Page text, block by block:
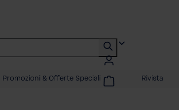
Promozioni & Offerte Speciali Rivista